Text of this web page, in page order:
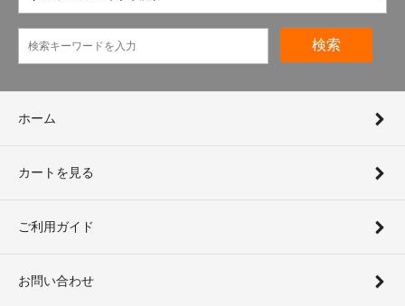
検索
ホーム
カートを見る
ご利用ガイド
お問い合わせ